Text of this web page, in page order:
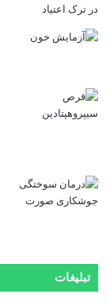
تبلیغات